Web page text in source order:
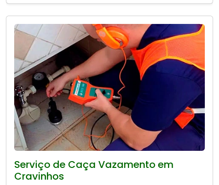
Serviço de Caça Vazamento em
Cravinhos